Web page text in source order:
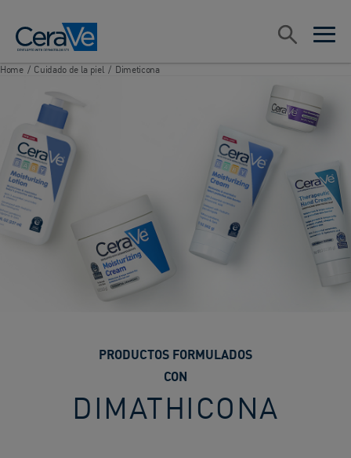
open
open
Search
Home / Cuidado de la piel / Dimeticona
PRODUCTOS FORMULADOS
CON
DIMATHICONA